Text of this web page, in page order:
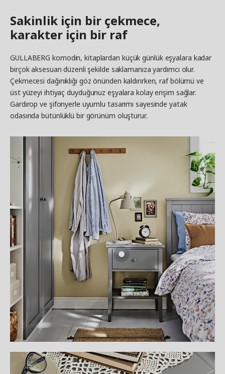
Sakinlik için bir çekmece,
karakter için bir raf
GULLABERG komodin, kitaplardan küçük günlük eşyalara kadar
birçok aksesuarı düzenli şekilde saklamanıza yardımcı olur.
Çekmecesi dağınıklığı göz önünden kaldırırken, raf bölümü ve
üst yüzeyi ihtiyaç duyduğunuz eşyalara kolay erişim sağlar.
Gardırop ve şifonyerle uyumlu tasarımı sayesinde yatak
odasında bütünlüklü bir görünüm oluşturur.